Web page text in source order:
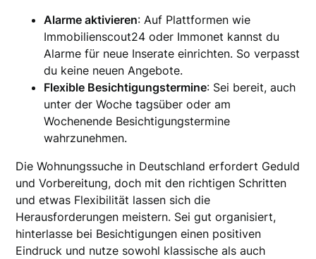
Alarme aktivieren: Auf Plattformen wie
Immobilienscout24 oder Immonet kannst du
Alarme für neue Inserate einrichten. So verpasst
du keine neuen Angebote.
Flexible Besichtigungstermine: Sei bereit, auch
unter der Woche tagsüber oder am
Wochenende Besichtigungstermine
wahrzunehmen.
Die Wohnungssuche in Deutschland erfordert Geduld
und Vorbereitung, doch mit den richtigen Schritten
und etwas Flexibilität lassen sich die
Herausforderungen meistern. Sei gut organisiert,
hinterlasse bei Besichtigungen einen positiven
Eindruck und nutze sowohl klassische als auch